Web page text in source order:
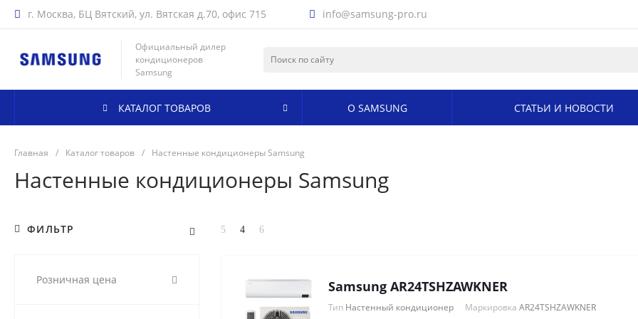
г. Москва, БЦ Вятский, ул. Вятская д.70, офис 715 info@samsung-pro.ru
Официальный дилер
кондиционеров
Samsung
КАТАЛОГ ТОВАРОВ О SAMSUNG СТАТЬИ И НОВОСТИ
Главная / Каталог товаров / Настенные кондиционеры Samsung
Настенные кондиционеры Samsung
ФИЛЬТР
Розничная цена Samsung AR24TSHZAWKNER
Тип Настенный кондиционер Маркировка AR24TSHZAWKNER